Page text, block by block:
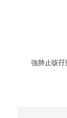
強肺止咳